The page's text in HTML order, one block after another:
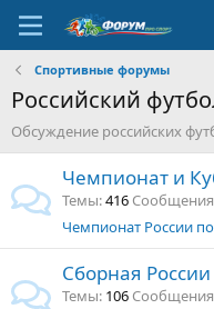
Спортивные форумы
Российский
Обсуждение российских
Чемпионат и
Темы 416 Сообщения
Чемпионат России
Сборная России
Темы 106 Сообщения